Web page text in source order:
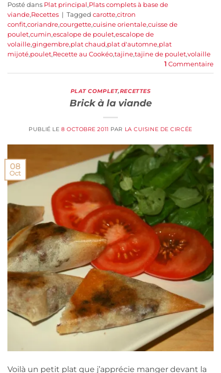
Posté dans Plat principal,Plats complets à base de
viande,Recettes | Tagged carotte,citron
confit,coriandre,courgette,cuisine orientale,cuisse de
poulet,cumin,escalope de poulet,escalope de
volaille,gingembre,plat chaud,plat d'automne,plat
mijoté,poulet,Recette au Cookéo,tajine,tajine de poulet,volaille
1 Commentaire
PLAT COMPLET,RECETTES
Brick à la viande
PUBLIÉ LE 8 OCTOBRE 2011 PAR LA CUISINE DE CIRCÉE
08
Oct
Voilà un petit plat que j’apprécie manger devant la